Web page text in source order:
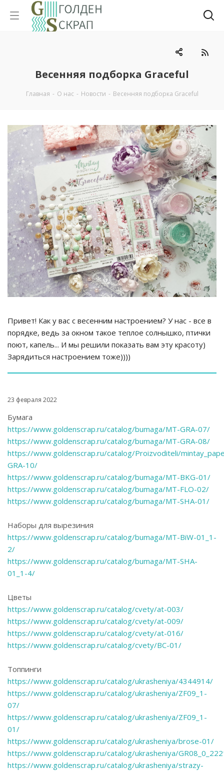
Весенняя подборка Graceful
Главная - О нас - Новости - Весенняя подборка Graceful
Привет! Как у вас с весенним настроением? У нас - все в
порядке, ведь за окном такое теплое солнышко, птички
поют, капель... И мы решили показать вам эту красоту)
Зарядиться настроением тоже))))
23 февраля 2022
Бумага
https://www.goldenscrap.ru/catalog/bumaga/MT-GRA-07/
https://www.goldenscrap.ru/catalog/bumaga/MT-GRA-08/
https://www.goldenscrap.ru/catalog/Proizvoditeli/
GRA-10/
https://www.goldenscrap.ru/catalog/bumaga/MT-BKG-01/
https://www.goldenscrap.ru/catalog/bumaga/MT-FLO-02/
https://www.goldenscrap.ru/catalog/bumaga/MT-SHA-01/
Наборы для вырезиния
https://www.goldenscrap.ru/catalog/bumaga/MT-BiW-01_1-
2/
https://www.goldenscrap.ru/catalog/bumaga/MT-SHA-
01_1-4/
Цветы
https://www.goldenscrap.ru/catalog/cvety/at-003/
https://www.goldenscrap.ru/catalog/cvety/at-009/
https://www.goldenscrap.ru/catalog/cvety/at-016/
https://www.goldenscrap.ru/catalog/cvety/BC-01/
Топпинги
https://www.goldenscrap.ru/catalog/ukrasheniya/4344914/
https://www.goldenscrap.ru/catalog/ukrasheniya/ZF09_1-
07/
https://www.goldenscrap.ru/catalog/ukrasheniya/ZF09_1-
01/
https://www.goldenscrap.ru/catalog/ukrasheniya/brose-01/
https://www.goldenscrap.ru/catalog/ukrasheniya/
https://www.goldenscrap.ru/catalog/ukrasheniya/strazy-